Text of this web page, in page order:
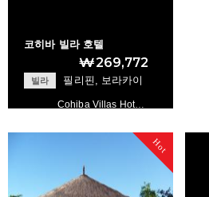
코히바 빌라 호텔
₩269,772
빌라 필리핀, 보라카이
Cohiba Villas Hot…
Hot